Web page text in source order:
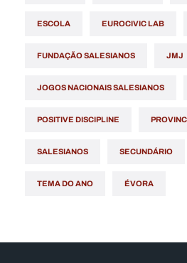
ESCOLA EUROCIVIC LAB
FUNDAÇÃO SALESIANOS JMJ
JOGOS NACIONAIS SALESIANOS
POSITIVE DISCIPLINE
SALESIANOS SECUNDÁRIO
TEMA DO ANO ÉVORA